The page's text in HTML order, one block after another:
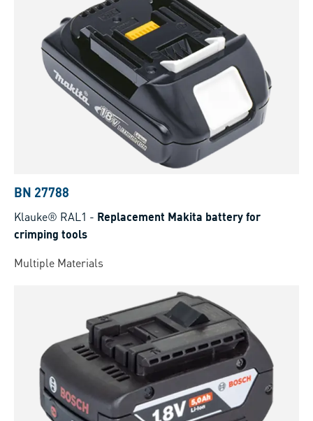
BN 27788
Klauke® RAL1 - Replacement Makita battery for
crimping tools
Multiple Materials